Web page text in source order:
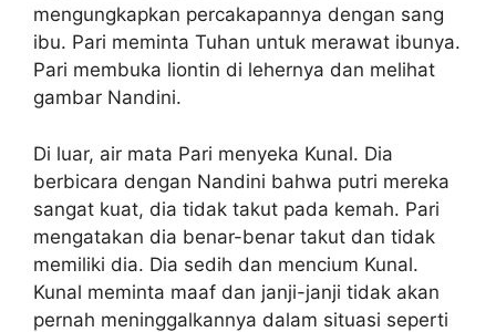
mengungkapkan percakapannya dengan sang
ibu. Pari meminta Tuhan untuk merawat ibunya.
Pari membuka liontin di lehernya dan melihat
gambar Nandini.
Di luar, air mata Pari menyeka Kunal. Dia
berbicara dengan Nandini bahwa putri mereka
sangat kuat, dia tidak takut pada kemah. Pari
mengatakan dia benar-benar takut dan tidak
memiliki dia. Dia sedih dan mencium Kunal.
Kunal meminta maaf dan janji-janji tidak akan
pernah meninggalkannya dalam situasi seperti